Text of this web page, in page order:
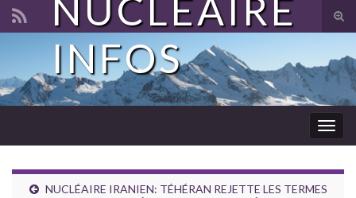
Search for:
NUCLÉAIRE
INFOS
NUCLÉAIRE IRANIEN: TÉHÉRAN REJETTE LES TERMES